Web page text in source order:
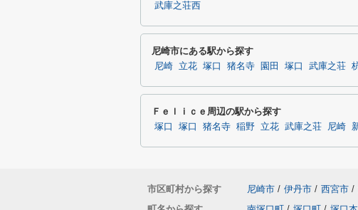
武庫之荘西
尼崎市にある駅から探す
尼崎 立花 塚口 猪名寺 園田 塚口 武庫之荘
Ｆｅｌｉｃｅ周辺の駅から探す
塚口 塚口 猪名寺 稲野 立花 武庫之荘 尼崎
市区町村から探す 尼崎市 / 伊丹市 / 西宮市 /